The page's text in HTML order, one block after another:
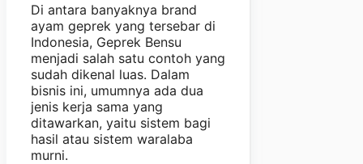
Di antara banyaknya brand
ayam geprek yang tersebar di
Indonesia, Geprek Bensu
menjadi salah satu contoh yang
sudah dikenal luas. Dalam
bisnis ini, umumnya ada dua
jenis kerja sama yang
ditawarkan, yaitu sistem bagi
hasil atau sistem waralaba
murni.